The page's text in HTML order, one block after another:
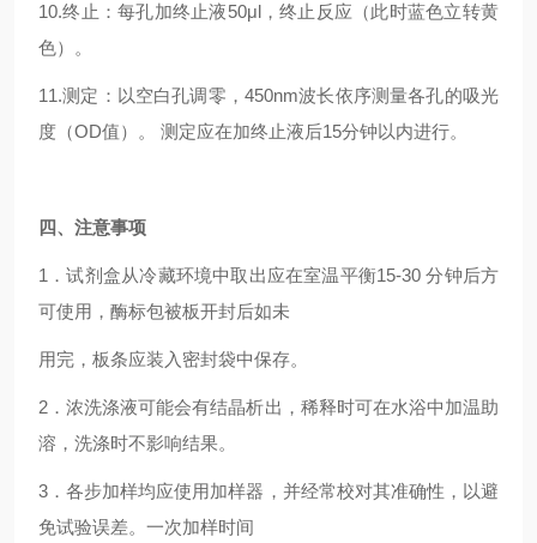
10.终止：每孔加终止液50μl，终止反应（此时蓝色立转黄
色）。
11.测定：以空白孔调零，450nm波长依序测量各孔的吸光
度（OD值）。 测定应在加终止液后15分钟以内进行。
四、注意事项
1．试剂盒从冷藏环境中取出应在室温平衡15-30 分钟后方
可使用，酶标包被板开封后如未
用完，板条应装入密封袋中保存。
2．浓洗涤液可能会有结晶析出，稀释时可在水浴中加温助
溶，洗涤时不影响结果。
3．各步加样均应使用加样器，并经常校对其准确性，以避
免试验误差。一次加样时间